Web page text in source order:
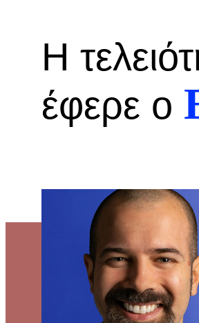
Η
έφερε ο